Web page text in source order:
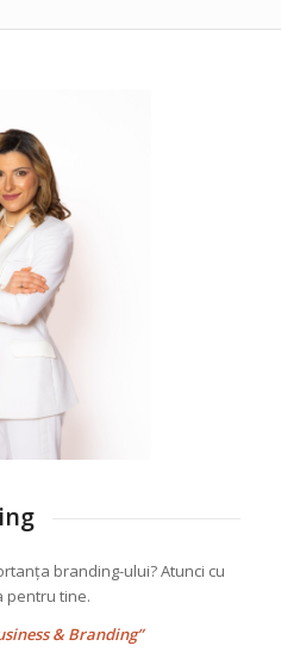
branding-ului? Atunci cu
pentru tine.
& Branding”